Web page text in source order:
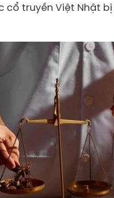
cổ truyền Việt Nhật